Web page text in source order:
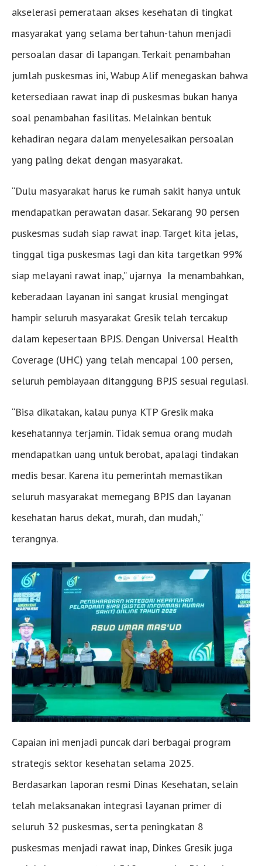
akselerasi pemerataan akses kesehatan di tingkat
masyarakat yang selama bertahun-tahun menjadi
persoalan dasar di lapangan. Terkait penambahan
jumlah puskesmas ini, Wabup Alif menegaskan bahwa
ketersediaan rawat inap di puskesmas bukan hanya
soal penambahan fasilitas. Melainkan bentuk
kehadiran negara dalam menyelesaikan persoalan
yang paling dekat dengan masyarakat.
“Dulu masyarakat harus ke rumah sakit hanya untuk
mendapatkan perawatan dasar. Sekarang 90 persen
puskesmas sudah siap rawat inap. Target kita jelas,
tinggal tiga puskesmas lagi dan kita targetkan 99%
siap melayani rawat inap,” ujarnya Ia menambahkan,
keberadaan layanan ini sangat krusial mengingat
hampir seluruh masyarakat Gresik telah tercakup
dalam kepesertaan BPJS. Dengan Universal Health
Coverage (UHC) yang telah mencapai 100 persen,
seluruh pembiayaan ditanggung BPJS sesuai regulasi.
“Bisa dikatakan, kalau punya KTP Gresik maka
kesehatannya terjamin. Tidak semua orang mudah
mendapatkan uang untuk berobat, apalagi tindakan
medis besar. Karena itu pemerintah memastikan
seluruh masyarakat memegang BPJS dan layanan
kesehatan harus dekat, murah, dan mudah,”
terangnya.
Capaian ini menjadi puncak dari berbagai program
strategis sektor kesehatan selama 2025.
Berdasarkan laporan resmi Dinas Kesehatan, selain
telah melaksanakan integrasi layanan primer di
seluruh 32 puskesmas, serta peningkatan 8
puskesmas menjadi rawat inap, Dinkes Gresik juga